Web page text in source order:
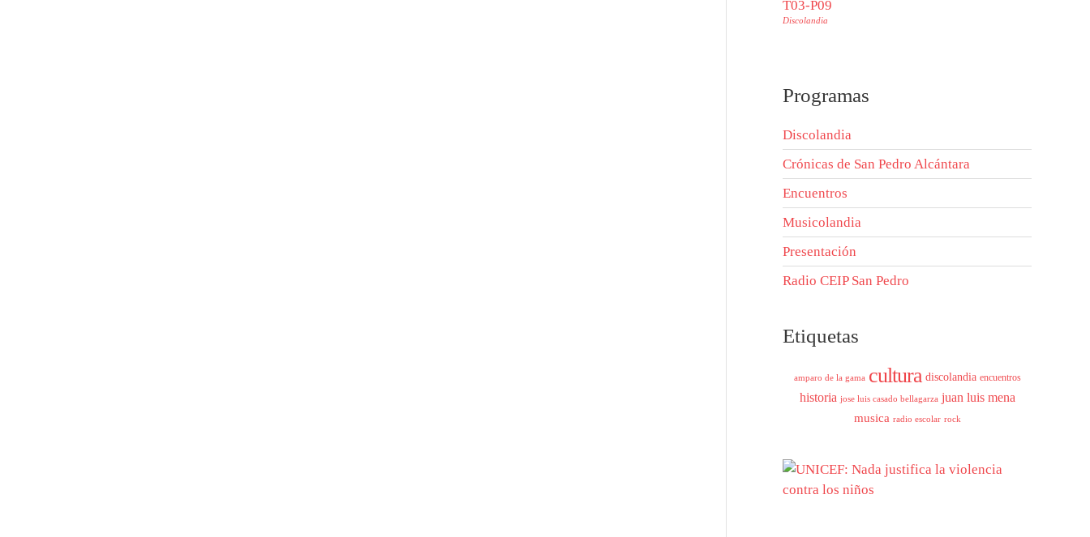
T03-P09
Discolandia
Programas
Discolandia
Crónicas de San Pedro Alcántara
Encuentros
Musicolandia
Presentación
Radio CEIP San Pedro
Etiquetas
amparo de la gama cultura discolandia encuentros
historia jose luis casado bellagarza juan luis mena
musica radio escolar rock